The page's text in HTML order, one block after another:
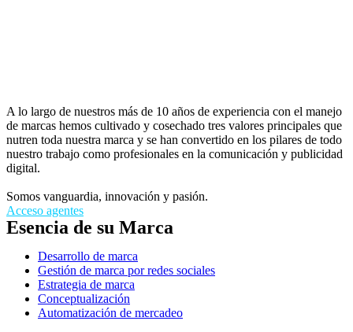
A lo largo de nuestros más de 10 años de experiencia con el manejo
de marcas hemos cultivado y cosechado tres valores principales que
nutren toda nuestra marca y se han convertido en los pilares de todo
nuestro trabajo como profesionales en la comunicación y publicidad
digital.
Somos vanguardia, innovación y pasión.
Acceso agentes
Esencia de su Marca
Desarrollo de marca
Gestión de marca por redes sociales
Estrategia de marca
Conceptualización
Automatización de mercadeo